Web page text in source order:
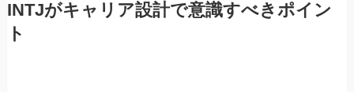
INTJがキャリア設計で意識すべきポイン
ト